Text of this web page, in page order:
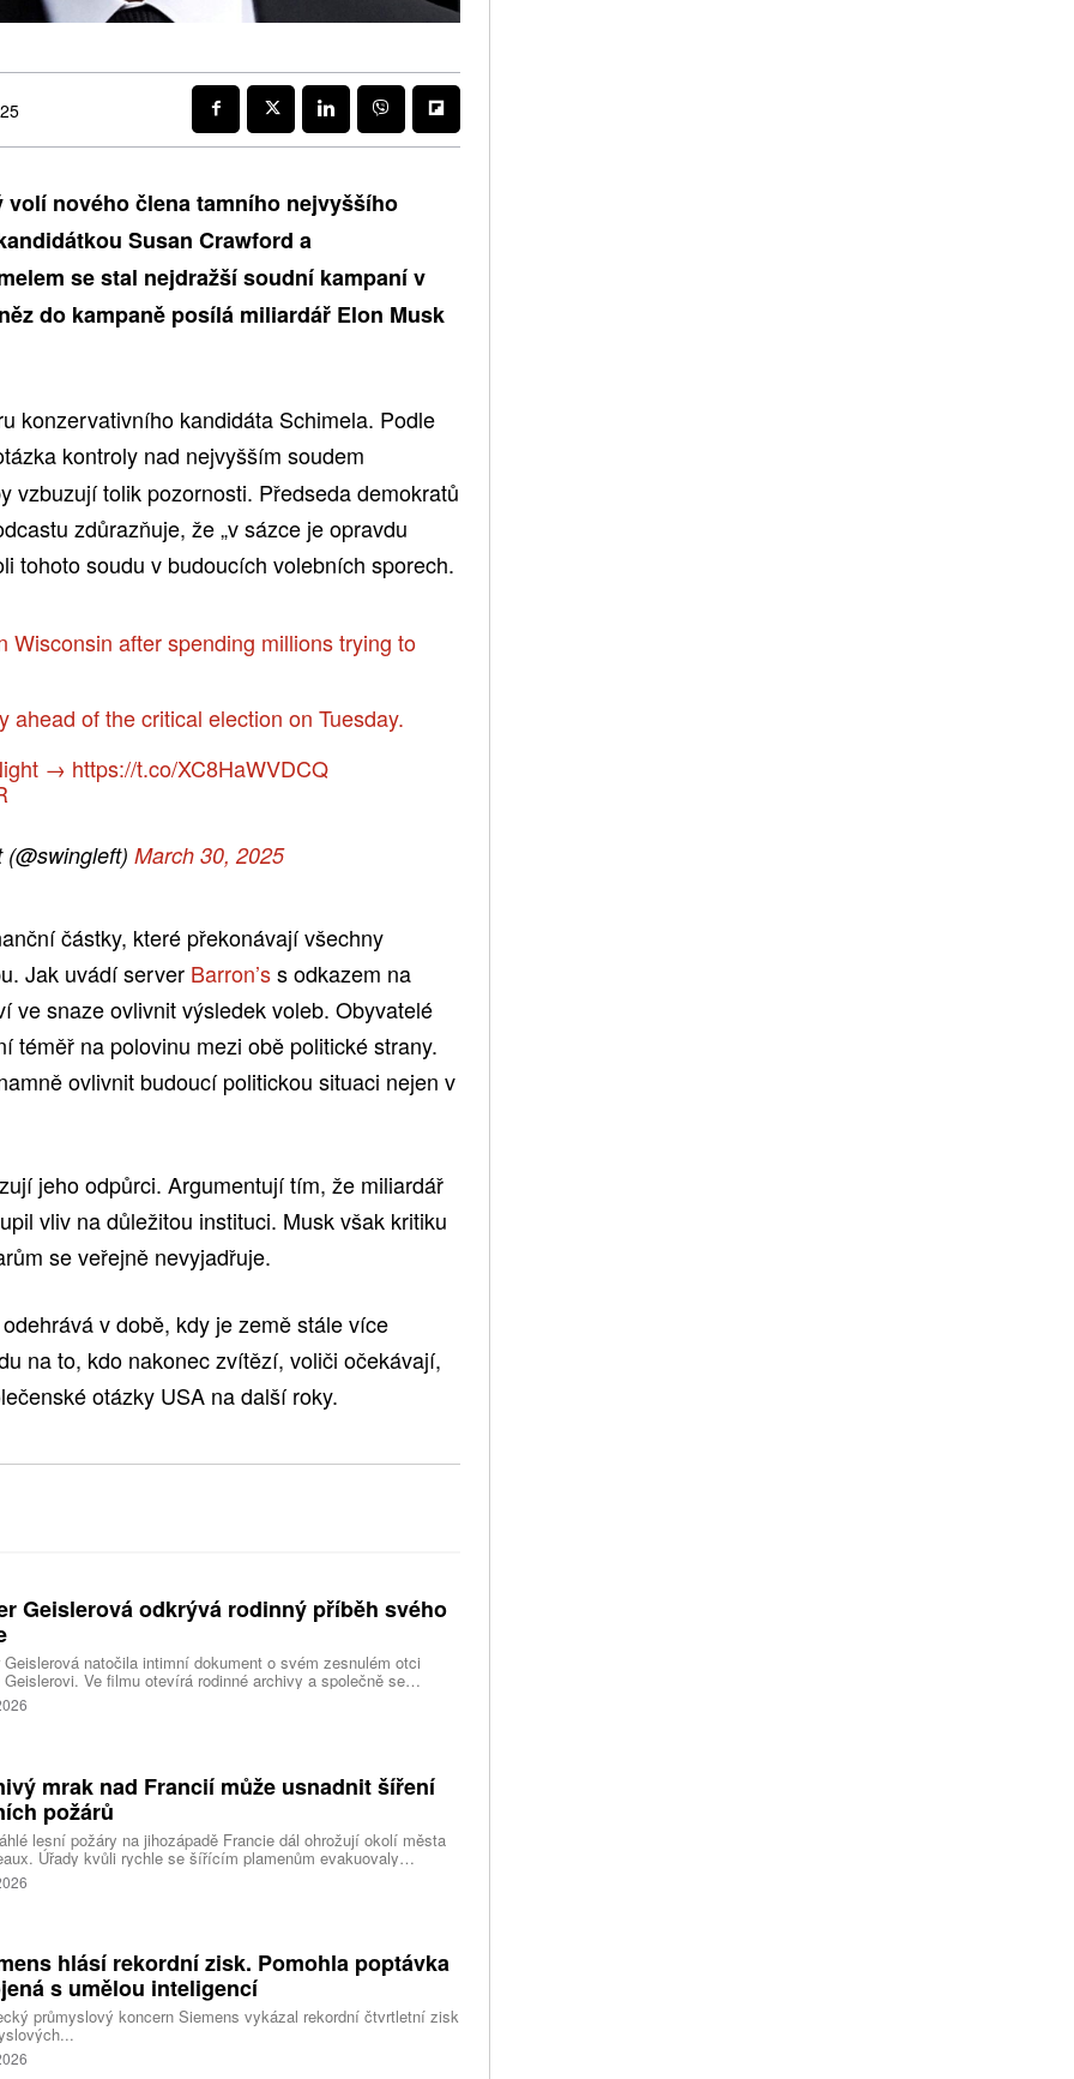
nového člena tamního nejvyššího
Susan Crawford a
se stal nejdražší soudní kampaní v
do kampaně posílá miliardář Elon Musk
konzervativního kandidáta Schimela. Podle
kontroly nad nejvyšším soudem
vzbuzují tolik pozornosti. Předseda demokratů
zdůrazňuje, že „v sázce je opravdu
tohoto soudu v budoucích volebních sporech.
Wisconsin after spending millions trying to
ahead of the critical election on Tuesday.
→ https://t.co/XC8HaWVDCQ
March 30, 2025
částky, které překonávají všechny
Jak uvádí server Barron’ss odkazem na
ve snaze ovlivnit výsledek voleb. Obyvatelé
téměř na polovinu mezi obě politické strany.
ovlivnit budoucí politickou situaci nejen v
jeho odpůrci. Argumentují tím, že miliardář
vliv na důležitou instituci. Musk však kritiku
se veřejně nevyjadřuje.
v době, kdy je země stále více
na to, kdo nakonec zvítězí, voliči očekávají,
otázky USA na další roky.
Geislerová odkrývá rodinný příběh svého
Geislerová natočila intimní dokument o svém zesnulém otci
Geislerovi. Ve filmu otevírá rodinné archivy a společně se
Aňou skládá portrét talentovaného muže, který měl v sobě
i temnější stránku.
mrak nad Francií může usnadnit šíření
požárů
lesní požáry na jihozápadě Francie dál ohrožují okolí města
Úřady kvůli rychle se šířícím plamenům evakuovaly
lidí a nevylučují ani další rozšiřování bezpečnostních
Hasiči zároveň čelí neobvyklému jevu, který podle nich
hlásí rekordní zisk. Pomohla poptávka
s umělou inteligencí
průmyslový koncern Siemens vykázal rekordní čtvrtletní zisk